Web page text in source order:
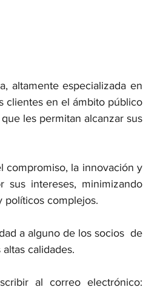
altamente especializada en
clientes en el ámbito público
les permitan alcanzar sus
compromiso, la innovación y
sus intereses, minimizando
políticos complejos.
a alguno de los socios  de
calidades.